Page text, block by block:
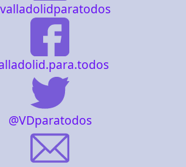
@VDparatodos